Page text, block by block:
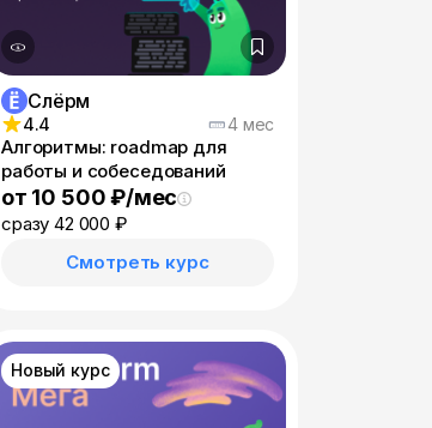
Слёрм
4.4 4 мес
Алгоритмы: roadmap для
работы и собеседований
от 10 500 ₽/мес
сразу 42 000 ₽
Смотреть курс
Новый курс